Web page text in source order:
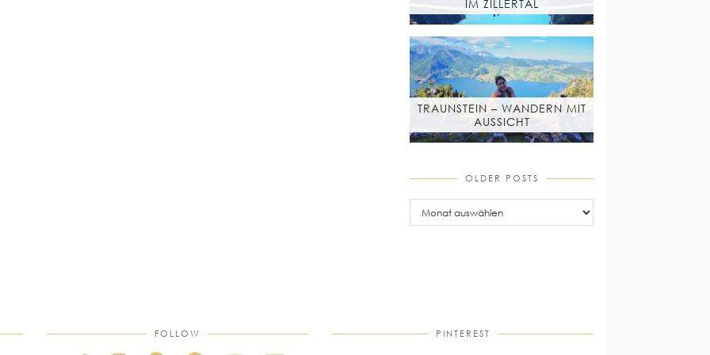
IM ZILLERTAL
TRAUNSTEIN – WANDERN MIT
AUSSICHT
OLDER POSTS
older
posts
FOLLOW PINTEREST